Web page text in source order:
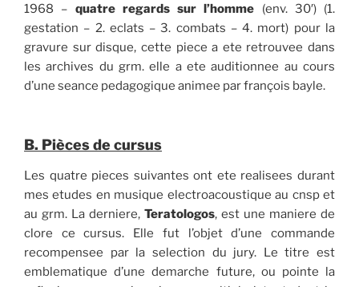
1968 – quatre regards sur l’homme (env. 30′) (1.
gestation – 2. eclats – 3. combats – 4. mort) pour la
gravure sur disque, cette piece a ete retrouvee dans
les archives du grm. elle a ete auditionnee au cours
d’une seance pedagogique animee par françois bayle.
B. Pièces de cursus
Les quatre pieces suivantes ont ete realisees durant
mes etudes en musique electroacoustique au cnsp et
au grm. La derniere, Teratologos, est une maniere de
clore ce cursus. Elle fut l’objet d’une commande
recompensee par la selection du jury. Le titre est
emblematique d’une demarche future, ou pointe la